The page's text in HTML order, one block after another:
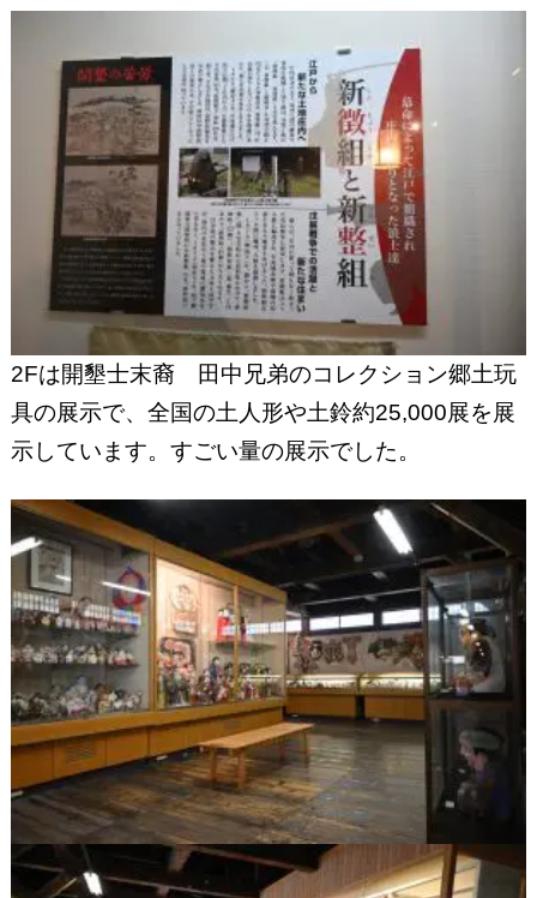
2Fは開墾士末裔 田中兄弟のコレクション郷土玩
具の展示で、全国の土人形や土鈴約25,000展を展
示しています。すごい量の展示でした。